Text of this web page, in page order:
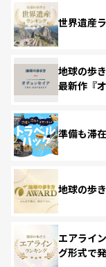
世界遺産
地球の歩
最新作『
準備も滞
地球の歩
エアライ
グ形式で